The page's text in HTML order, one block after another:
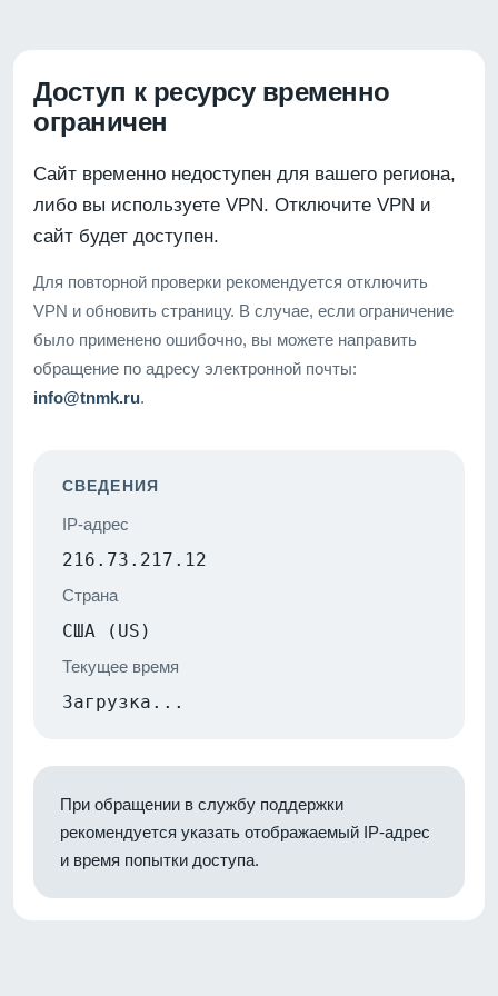
Доступ к ресурсу временно
ограничен
Сайт временно недоступен для вашего региона,
либо вы используете VPN. Отключите VPN и
сайт будет доступен.
Для повторной проверки рекомендуется отключить
VPN и обновить страницу. В случае, если ограничение
было применено ошибочно, вы можете направить
обращение по адресу электронной почты:
info@tnmk.ru.
СВЕДЕНИЯ
IP-адрес
216.73.217.12
Страна
США (US)
Текущее время
Загрузка...
При обращении в службу поддержки
рекомендуется указать отображаемый IP-адрес
и время попытки доступа.